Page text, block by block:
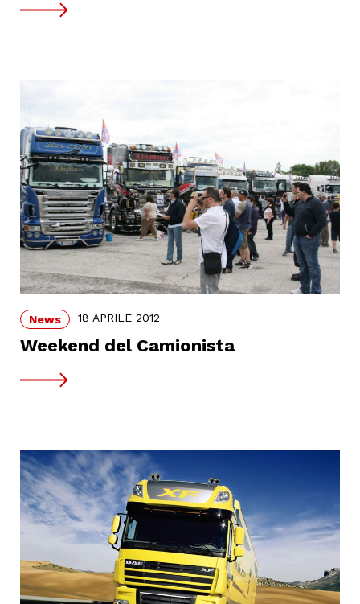
News 18 APRILE 2012
Weekend del Camionista